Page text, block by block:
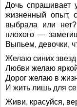
Дочь
жизненный опыт,
выбрала или
плохого —
Выпьем, девочки,
Желаю синих
Любви желаю
Дорог желаю в
И жить лишь для
Живи, красуйся,